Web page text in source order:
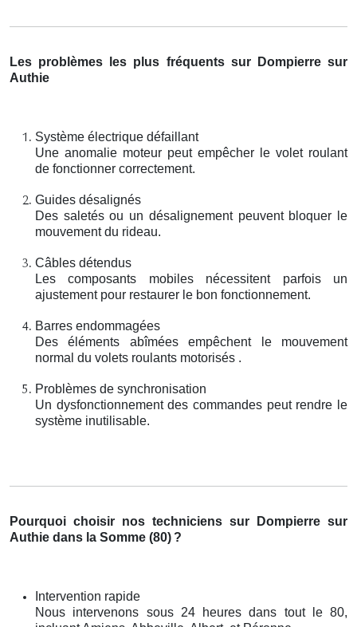
Les problèmes les plus fréquents sur Dompierre sur
Authie
Système électrique défaillant
Une anomalie moteur peut empêcher le volet roulant
de fonctionner correctement.
Guides désalignés
Des saletés ou un désalignement peuvent bloquer le
mouvement du rideau.
Câbles détendus
Les composants mobiles nécessitent parfois un
ajustement pour restaurer le bon fonctionnement.
Barres endommagées
Des éléments abîmées empêchent le mouvement
normal du volets roulants motorisés .
Problèmes de synchronisation
Un dysfonctionnement des commandes peut rendre le
système inutilisable.
Pourquoi choisir nos techniciens sur Dompierre sur
Authie dans la Somme (80) ?
Intervention rapide
Nous intervenons sous 24 heures dans tout le 80,